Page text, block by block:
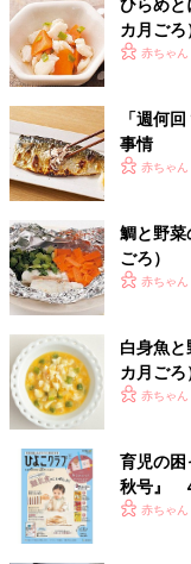
ひらめ
カ月ごろ
赤ちゃ
「週何
事情
赤ちゃ
鯛と野菜
ごろ）
赤ちゃ
白身魚
カ月ごろ
赤ちゃ
育児の
秋号』 4
いっぱい
赤ちゃ